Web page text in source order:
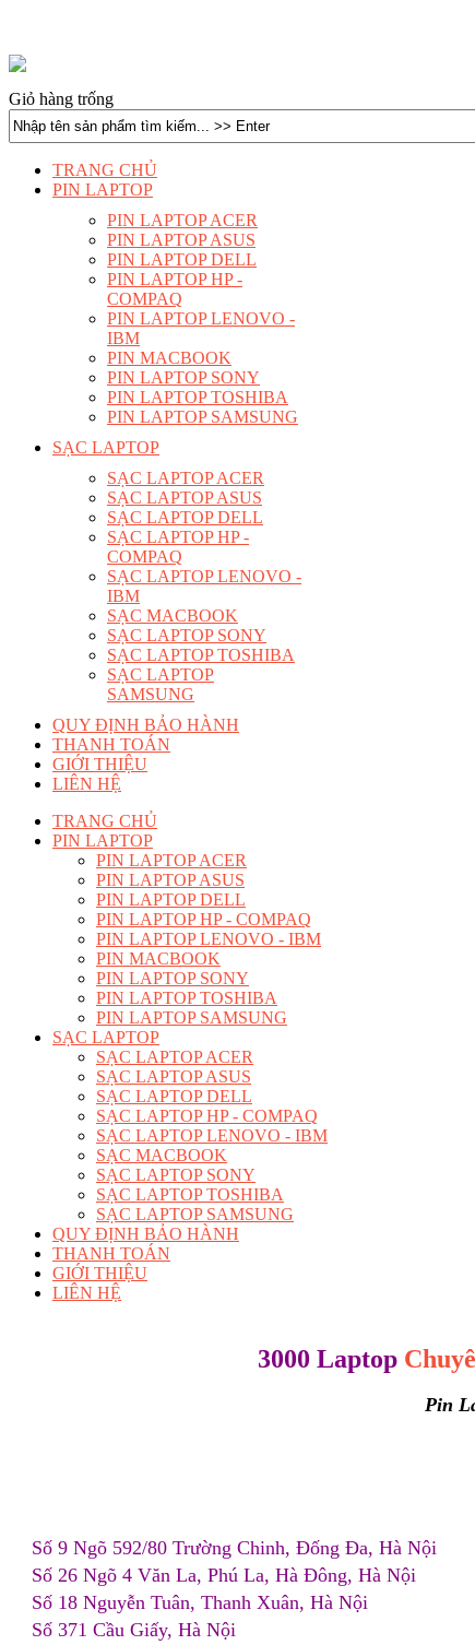
Giỏ hàng trống
TRANG CHỦ
PIN LAPTOP
PIN LAPTOP ACER
PIN LAPTOP ASUS
PIN LAPTOP DELL
PIN LAPTOP HP -
COMPAQ
PIN LAPTOP LENOVO -
IBM
PIN MACBOOK
PIN LAPTOP SONY
PIN LAPTOP TOSHIBA
PIN LAPTOP SAMSUNG
SẠC LAPTOP
SẠC LAPTOP ACER
SẠC LAPTOP ASUS
SẠC LAPTOP DELL
SẠC LAPTOP HP -
COMPAQ
SẠC LAPTOP LENOVO -
IBM
SẠC MACBOOK
SẠC LAPTOP SONY
SẠC LAPTOP TOSHIBA
SẠC LAPTOP
SAMSUNG
QUY ĐỊNH BẢO HÀNH
THANH TOÁN
GIỚI THIỆU
LIÊN HỆ
TRANG CHỦ
PIN LAPTOP
PIN LAPTOP ACER
PIN LAPTOP ASUS
PIN LAPTOP DELL
PIN LAPTOP HP - COMPAQ
PIN LAPTOP LENOVO - IBM
PIN MACBOOK
PIN LAPTOP SONY
PIN LAPTOP TOSHIBA
PIN LAPTOP SAMSUNG
SẠC LAPTOP
SẠC LAPTOP ACER
SẠC LAPTOP ASUS
SẠC LAPTOP DELL
SẠC LAPTOP HP - COMPAQ
SẠC LAPTOP LENOVO - IBM
SẠC MACBOOK
SẠC LAPTOP SONY
SẠC LAPTOP TOSHIBA
SẠC LAPTOP SAMSUNG
QUY ĐỊNH BẢO HÀNH
THANH TOÁN
GIỚI THIỆU
LIÊN HỆ
3000 Laptop
Pin
Số 9 Ngõ 592/80 Trường Chinh, Đống Đa, Hà Nội
Số 26 Ngõ 4 Văn La, Phú La, Hà Đông, Hà Nội
Số 18 Nguyễn Tuân, Thanh Xuân, Hà Nội
Số 371 Cầu Giấy, Hà Nội